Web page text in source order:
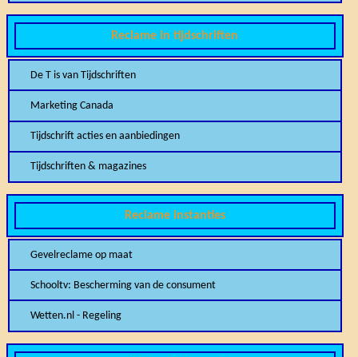
Reclame in tijdschriften
De T is van Tijdschriften
Marketing Canada
Tijdschrift acties en aanbiedingen
Tijdschriften & magazines
Reclame instanties
Gevelreclame op maat
Schooltv: Bescherming van de consument
Wetten.nl - Regeling